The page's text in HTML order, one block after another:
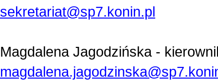
sekretariat@sp7.konin.pl
Magdalena Jagodzińska -